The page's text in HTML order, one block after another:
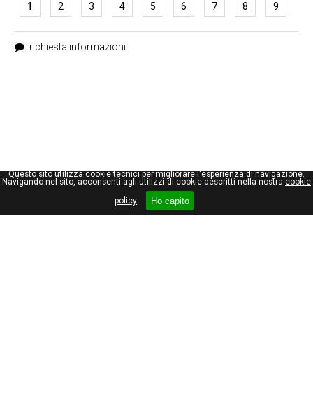
Questo sito utilizza cookie tecnici per migliorare l'esperienza di navigazione.
Navigando nel sito, acconsenti agli utilizzi di cookie descritti nella nostra cookie
policy
Ho capito
1 2 3 4 5 6 7 8 9
richiesta informazioni